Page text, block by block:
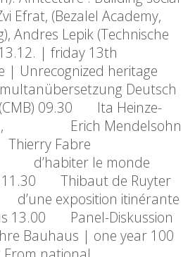
(Bezalel Academy,
Lepik (Technische
| friday 13th
| Unrecognized heritage
Deutsch
09.30 Ita Heinze-
Erich Mendelsohn
Thierry Fabre
d’habiter le monde
11.30 Thibaut de Ruyter
exposition itinérante
13.00 Panel-Diskussion
Bauhaus | one year 100